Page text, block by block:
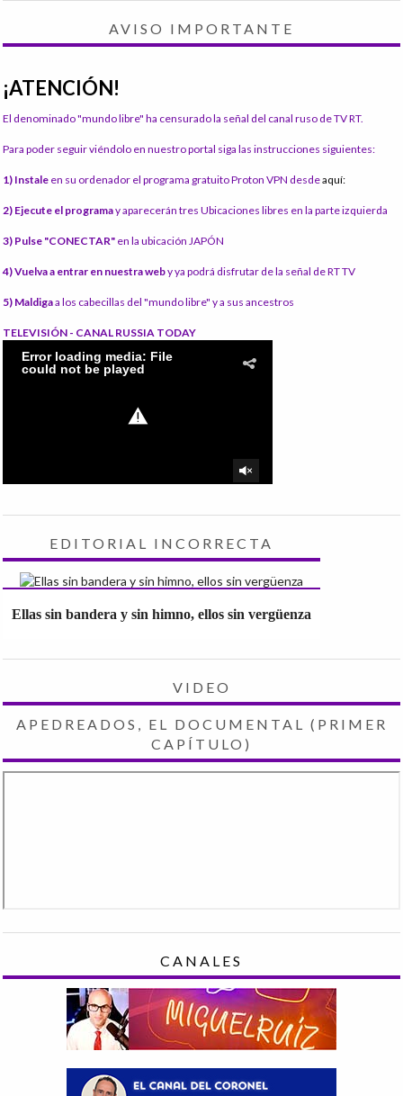
AVISO IMPORTANTE
¡ATENCIÓN!
El denominado "mundo libre" ha censurado la señal del canal ruso de TV RT.
Para poder seguir viéndolo en nuestro portal siga las instrucciones siguientes:
1) Instale en su ordenador el programa gratuito Proton VPN desdeaquí:
2) Ejecute el programay aparecerán tres Ubicaciones libres en la parte izquierda
3) Pulse "CONECTAR" en la ubicación JAPÓN
4) Vuelva a entrar en nuestra weby ya podrá disfrutar de la señal de RT TV
5) Maldigaa los cabecillas del "mundo libre" y a sus ancestros
TELEVISIÓN - CANAL RUSSIA TODAY
EDITORIAL INCORRECTA
Ellas sin bandera y sin himno, ellos sin vergüenza
VIDEO
APEDREADOS, EL DOCUMENTAL (PRIMER
CAPÍTULO)
CANALES